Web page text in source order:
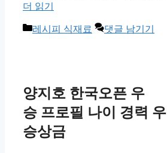
더 읽기
카
레시피 식재료 댓글 남기기
양지호 한국오픈 우
승 프로필 나이 경력 우
승상금